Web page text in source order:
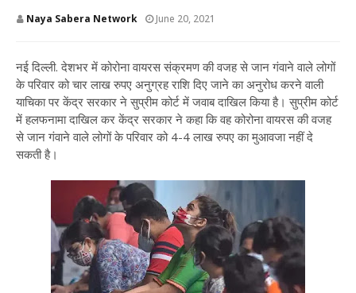
Naya Sabera Network June 20, 2021
नई दिल्ली. देशभर में कोरोना वायरस संक्रमण की वजह से जान गंवाने वाले लोगों
के परिवार को चार लाख रुपए अनुग्रह राशि दिए जाने का अनुरोध करने वाली
याचिका पर केंद्र सरकार ने सुप्रीम कोर्ट में जवाब दाखिल किया है। सुप्रीम कोर्ट
में हलफनामा दाखिल कर केंद्र सरकार ने कहा कि वह कोरोना वायरस की वजह
से जान गंवाने वाले लोगों के परिवार को 4-4 लाख रुपए का मुआवजा नहीं दे
सकती है।